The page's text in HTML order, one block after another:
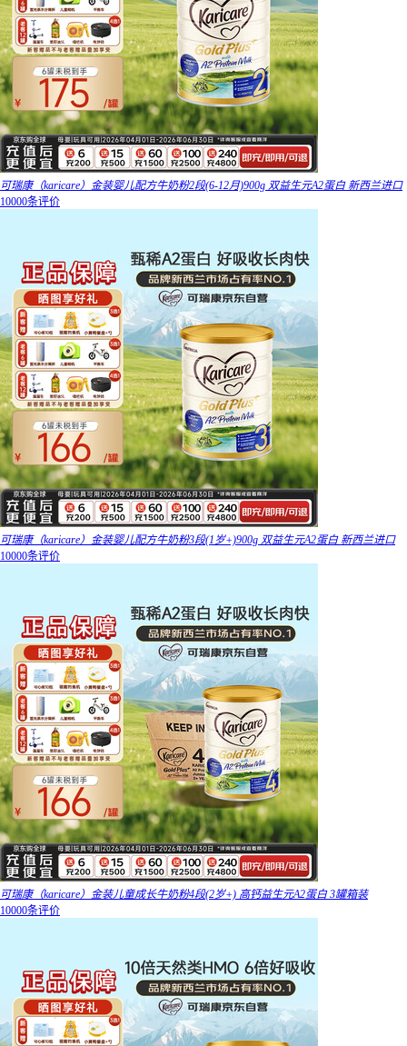
可瑞康（karicare）金装婴儿配方牛奶粉2段(6-12月)900g 双益生元A2蛋白 新西兰进口
10000条评价
可瑞康（karicare）金装婴儿配方牛奶粉3段(1岁+)900g 双益生元A2蛋白 新西兰进口
10000条评价
可瑞康（karicare）金装儿童成长牛奶粉4段(2岁+) 高钙益生元A2蛋白 3罐箱装
10000条评价